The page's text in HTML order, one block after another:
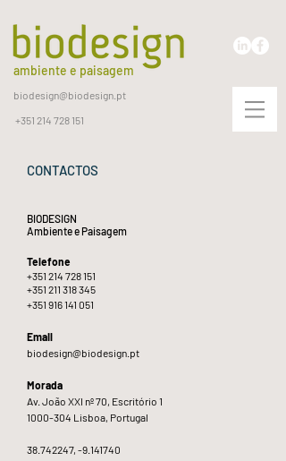
ambiente e paisagem
biodesign@biodesign.pt
+351 214 728 151
CONTACTOS
BIODESIGN
Ambiente e Paisagem
Telefone
+351 214 728 151
+351 211 318 345
+351 916 141 051
Email
biodesign@biodesign.pt
Morada
Av. João XXI nº 70, Escritório 1
1000-304 Lisboa, Portugal
38.742247, -9.141740